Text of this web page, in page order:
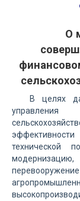
О
В целях
технической